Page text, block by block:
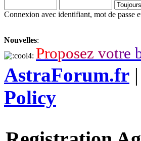
Connexion avec identifiant, mot de passe
Nouvelles:
Proposez votre
AstraForum.fr |
Policy